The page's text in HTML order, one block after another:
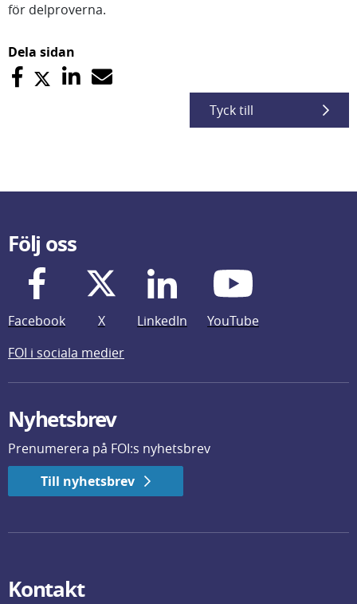
för delproverna.
Dela sidan
Tyck till
Följ oss
Facebook X LinkedIn
YouTube
FOI i sociala medier
Nyhetsbrev
Prenumerera på FOI:s nyhetsbrev
Till nyhetsbrev
Kontakt